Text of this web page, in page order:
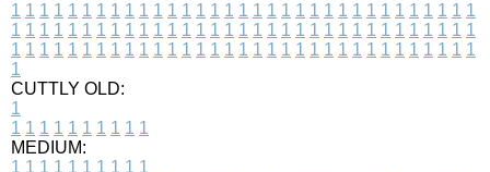
1 1 1 1 1 1 1 1 1 1 1 1 1 1 1 1 1 1 1 1 1 1 1 1 1 1 1 1 1 1 1 1 1
1 1 1 1 1 1 1 1 1 1 1 1 1 1 1 1 1 1 1 1 1 1 1 1 1 1 1 1 1 1 1 1 1
1 1 1 1 1 1 1 1 1 1 1 1 1 1 1 1 1 1 1 1 1 1 1 1 1 1 1 1 1 1 1 1 1
1
CUTTLY OLD:
1
1 1 1 1 1 1 1 1 1 1
MEDIUM:
1 1 1 1 1 1 1 1 1 1